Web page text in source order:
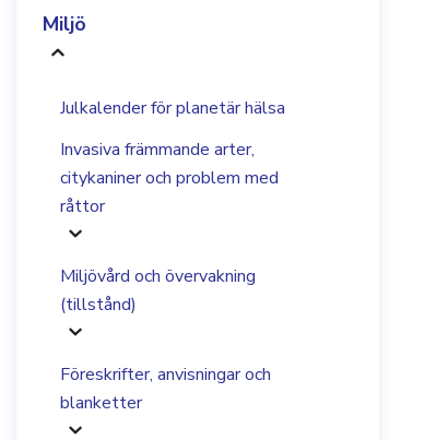
Miljö
Julkalender för planetär hälsa
Invasiva främmande arter,
citykaniner och problem med
råttor
Miljövård och övervakning
(tillstånd)
Föreskrifter, anvisningar och
blanketter